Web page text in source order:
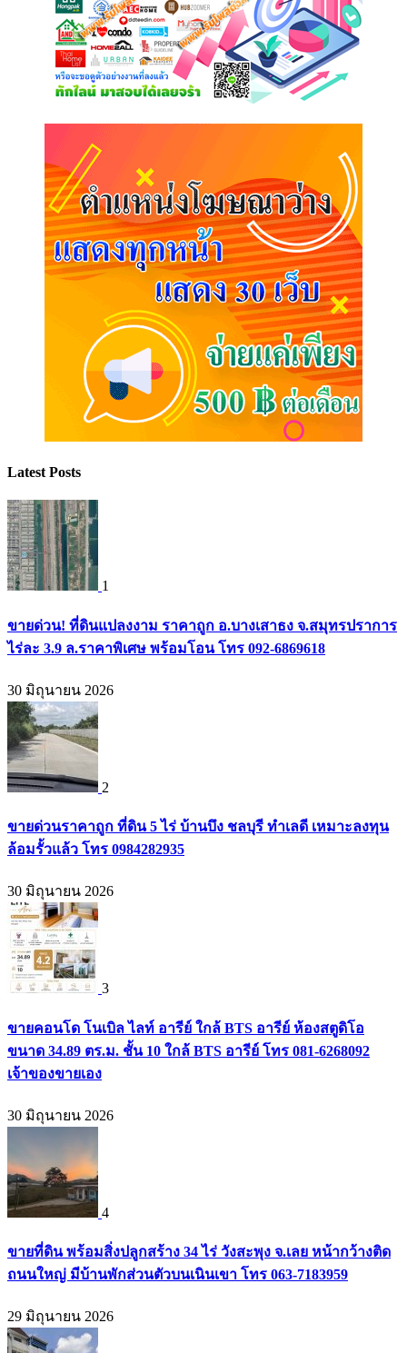
Latest Posts
1
ขายด่วน! ที่ดินแปลงงาม ราคาถูก อ.บางเสาธง จ.สมุทรปราการ
ไร่ละ 3.9 ล.ราคาพิเศษ พร้อมโอน โทร 092-6869618
30 มิถุนายน 2026
2
ขายด่วนราคาถูก ที่ดิน 5 ไร่ บ้านบึง ชลบุรี ทำเลดี เหมาะลงทุน
ล้อมรั้วแล้ว โทร 0984282935
30 มิถุนายน 2026
3
ขายคอนโด โนเบิล ไลท์ อารีย์ ใกล้ BTS อารีย์ ห้องสตูดิโอ
ขนาด 34.89 ตร.ม. ชั้น 10 ใกล้ BTS อารีย์ โทร 081-6268092
เจ้าของขายเอง
30 มิถุนายน 2026
4
ขายที่ดิน พร้อมสิ่งปลูกสร้าง 34 ไร่ วังสะพุง จ.เลย หน้ากว้างติด
ถนนใหญ่ มีบ้านพักส่วนตัวบนเนินเขา โทร 063-7183959
29 มิถุนายน 2026